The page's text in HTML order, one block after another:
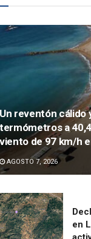
Un reventón cálido
termómetros a
viento de 97 km/h
AGOSTO 7, 2026
en